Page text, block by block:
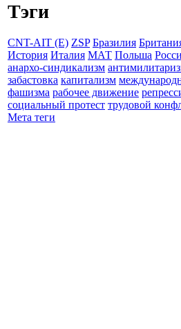
Тэги
CNT-AIT (E) ZSP Бразилия
История Италия МАТ Польша
анархо-синдикализм
забастовка капитализм
фашизма рабочее движение
социальный протест трудовой
Мета теги